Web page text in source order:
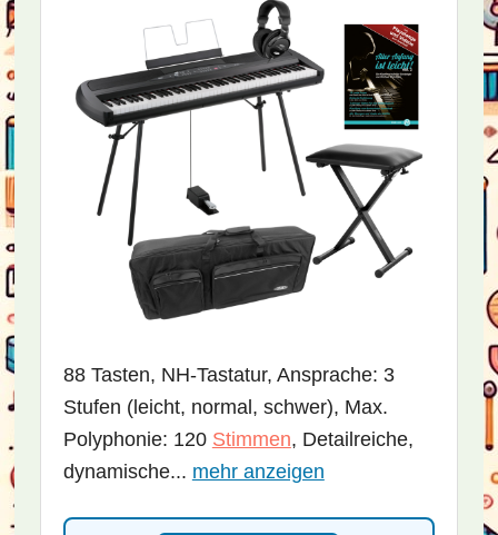
88 Tasten, NH-Tastatur, Ansprache: 3
Stufen (leicht, normal, schwer), Max.
Polyphonie: 120 Stimmen, Detailreiche,
dynamische... mehr anzeigen